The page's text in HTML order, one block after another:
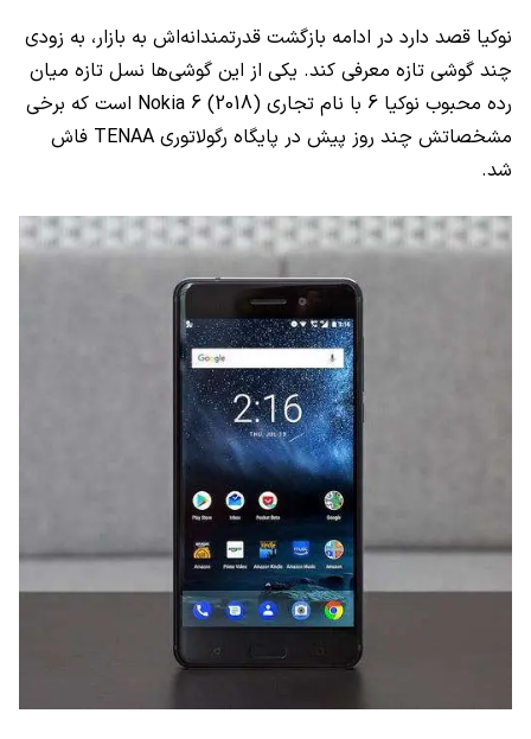
نوکیا قصد دارد در ادامه بازگشت قدرتمندانه‌اش به بازار، به زودی
چند گوشی تازه معرفی کند. یکی از این گوشی‌ها نسل تازه میان
رده محبوب نوکیا 6 با نام تجاری (Nokia 6 (2018 است که برخی
مشخصاتش چند روز پیش در پایگاه رگولاتوری TENAA فاش
شد.